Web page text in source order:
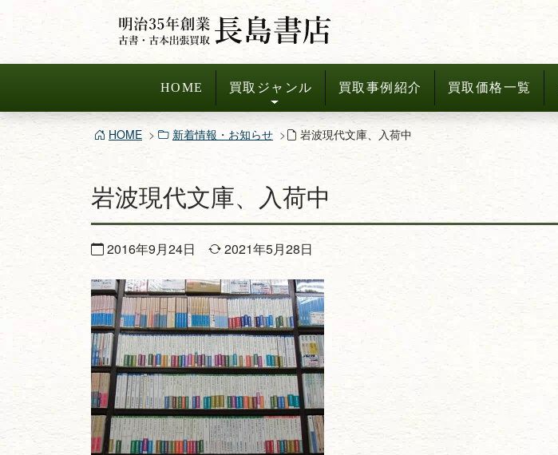
へ
HOME 買取ジャンル 買取事例紹介 買取価格一覧
HOME 新着情報・お知らせ 岩波現代文庫、入荷中
岩波現代文庫、入荷中
2016年9月24日 2021年5月28日